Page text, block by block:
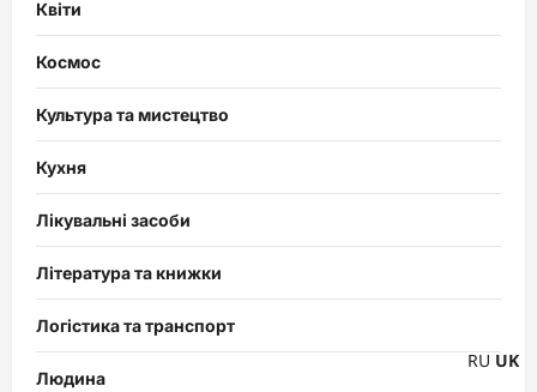
Квіти
Космос
Культура та мистецтво
Кухня
Лікувальні засоби
Література та книжки
Логістика та транспорт
Людина
RU UK